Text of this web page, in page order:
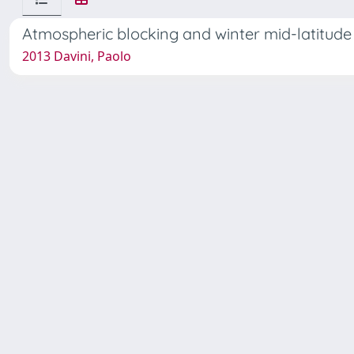
Atmospheric blocking and winter mid-
2013 Davini, Paolo